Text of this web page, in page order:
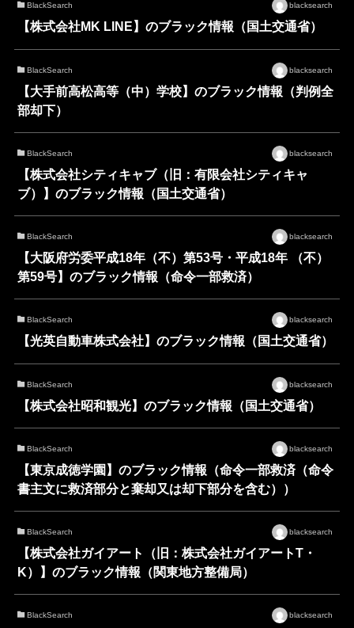
BlackSearch blacksearch
【株式会社MK LINE】のブラック情報（国土交通省）
BlackSearch blacksearch
【大手前高松高等（中）学校】のブラック情報（判例全
部却下）
BlackSearch blacksearch
【株式会社シティキャブ（旧：有限会社シティキャ
ブ）】のブラック情報（国土交通省）
BlackSearch blacksearch
【大阪府労委平成18年（不）第53号・平成18年 （不）
第59号】のブラック情報（命令一部救済）
BlackSearch blacksearch
【光英自動車株式会社】のブラック情報（国土交通省）
BlackSearch blacksearch
【株式会社昭和観光】のブラック情報（国土交通省）
BlackSearch blacksearch
【東京成徳学園】のブラック情報（命令一部救済（命令
書主文に救済部分と棄却又は却下部分を含む））
BlackSearch blacksearch
【株式会社ガイアート（旧：株式会社ガイアートT・
K）】のブラック情報（関東地方整備局）
BlackSearch blacksearch